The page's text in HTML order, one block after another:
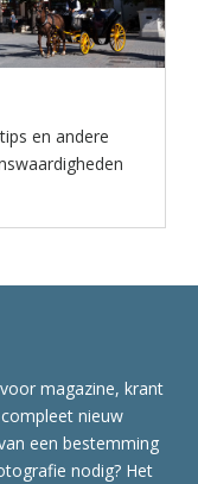
en andere
magazine, krant
nieuw
een bestemming
nodig? Het